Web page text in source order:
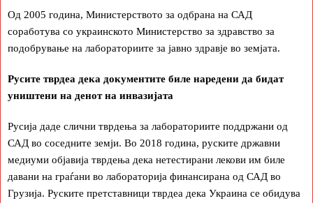
Од 2005 година, Министерството за одбрана на САД
соработува со украинското Министерство за здравство за
подобрување на лабораториите за јавно здравје во земјата.
Русите тврдеа дека документите биле наредени да бидат
уништени на денот на инвазијата
Русија даде слични тврдења за лабораториите поддржани од
САД во соседните земји. Во 2018 година, руските државни
медиуми објавија тврдења дека нетестирани лекови им биле
давани на граѓани во лабораторија финансирана од САД во
Грузија. Руските претставници тврдеа дека Украина се обидува